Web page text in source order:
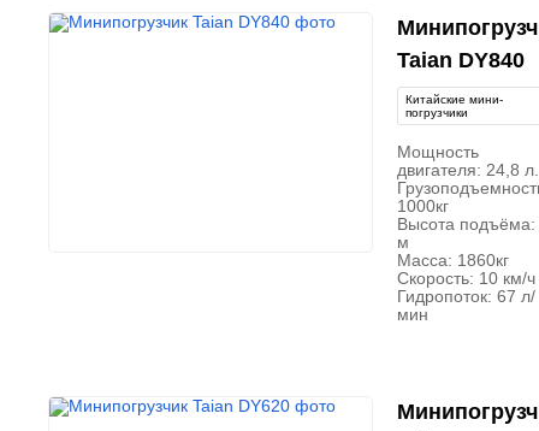
Taian DY840
Китайские мини-
погрузчики
Мощность
двигателя: 24,8
1000кг
Высота подъёма:
м
Масса: 1860кг
Скорость: 10 км/ч
Гидропоток: 67 л/
мин